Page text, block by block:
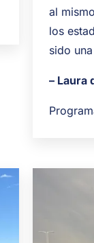
al
los
sido
– Laura